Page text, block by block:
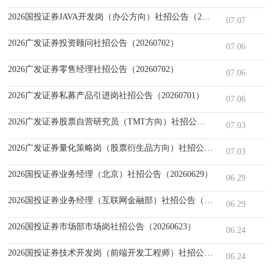
2026国投证券JAVA开发岗（办公方向）社招公告（20260703）
07.07
2026广发证券投资顾问社招公告（20260702） 07.06
2026广发证券零售经理社招公告（20260702） 07.06
2026广发证券私募产品引进岗社招公告（20260701） 07.06
2026广发证券股票自营研究员（TMT方向）社招公告（20260628）
07.03
2026广发证券量化策略岗（股票衍生品方向）社招公告（20260628）
07.03
2026国投证券业务经理（北京）社招公告（20260629） 06.29
2026国投证券业务经理（互联网金融部）社招公告（20260625）
06.29
2026国投证券市场部市场岗社招公告（20260623） 06.24
2026国投证券技术开发岗（前端开发工程师）社招公告（20260623）
06.24